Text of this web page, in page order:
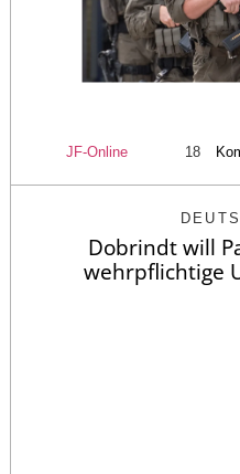
JF-Online 18
Dobrindt will
wehrpflichtige